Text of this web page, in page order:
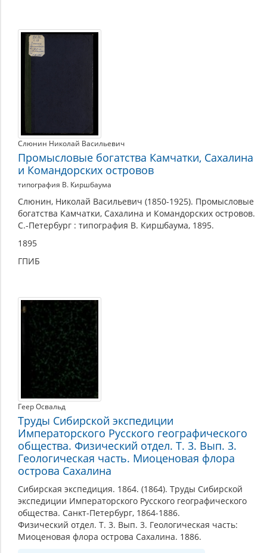
Слюнин Николай Васильевич
Промысловые богатства Камчатки, Сахалина
и Командорских островов
типография В. Киршбаума
Слюнин, Николай Васильевич (1850-1925). Промысловые
богатства Камчатки, Сахалина и Командорских островов.
С.-Петербург : типография В. Киршбаума, 1895.
1895
ГПИБ
Геер Освальд
Труды Сибирской экспедиции
Императорского Русского географического
общества. Физический отдел. Т. 3. Вып. 3.
Геологическая часть. Миоценовая флора
острова Сахалина
Сибирская экспедиция. 1864. (1864). Труды Сибирской
экспедиции Императорского Русского географического
общества. Санкт-Петербург, 1864-1886.
Физический отдел. Т. 3. Вып. 3. Геологическая часть:
Миоценовая флора острова Сахалина. 1886.